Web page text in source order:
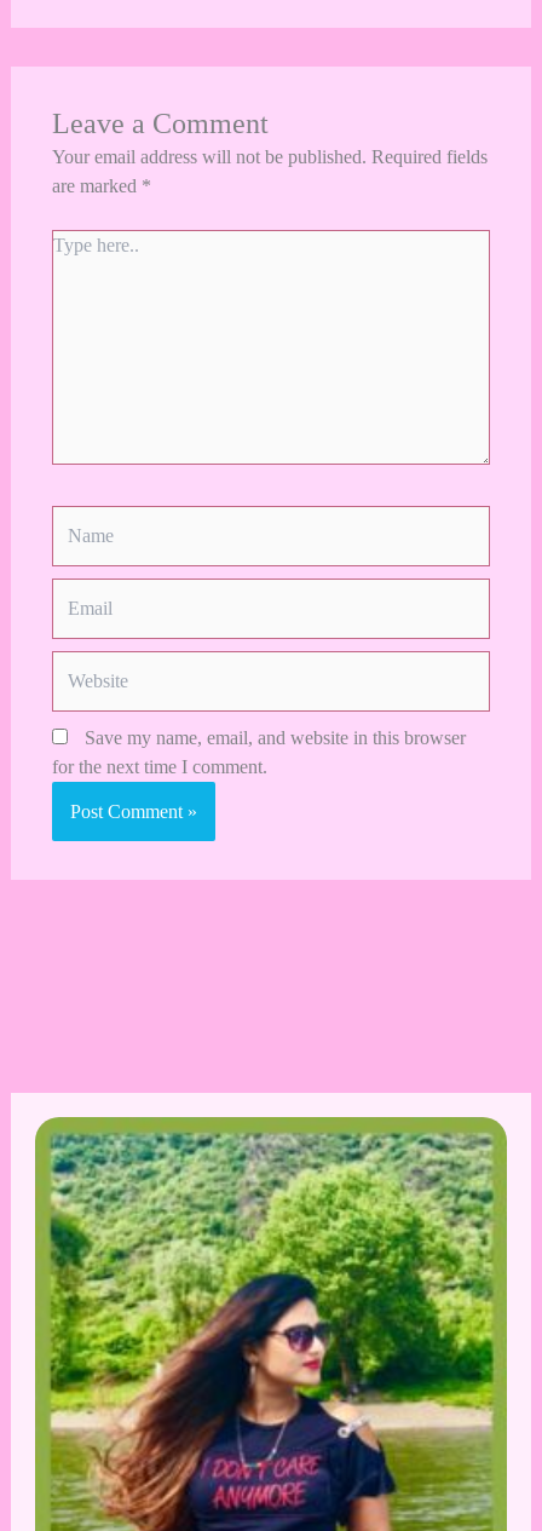
Leave a Comment
Your email address will not be published. Required fields
are marked *
Type
Save my name, email, and website in this browser
for the next time I comment.